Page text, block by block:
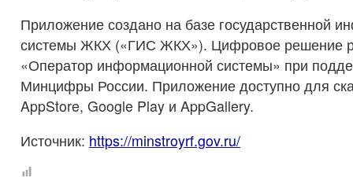
Приложение создано на базе государственной
системы ЖКХ («ГИС ЖКХ»). Цифровое решение
«Оператор информационной системы» при
Минцифры России. Приложение доступно для
AppStore, Google Play и AppGallery.
Источник: https://minstroyrf.gov.ru/